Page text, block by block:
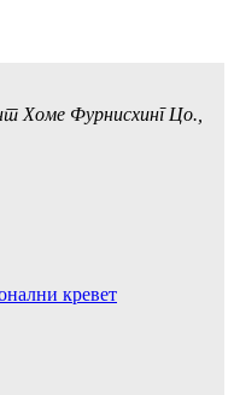
Хоме Фурнисхинг Цо.,
кревет